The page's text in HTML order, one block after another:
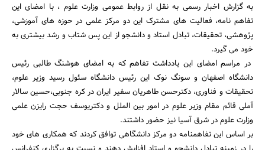
به گزارش اخبار رسمی به نقل از روابط عمومی وزارت علوم ، با امضای این
تفاهم نامه، فعالیت های مشترک این دو مرکز علمی در حوزه های آموزشی،
پژوهشی، تحقیقات، تبادل استاد و دانشجو از این پس شتاب و رشد بیشتری به
خود می گیرد.
در مراسم امضای این یادداشت تفاهم که به امضای هوشنگ طالبی رئیس
دانشگاه اصفهان و سونگ نوک این رئیس دانشگاه سئول رسید وزیر علوم،
تحقیقات و فناوری، دکترحسن طاهریان سفیر ایران در کره جنوبی،حسین سالار
آملی قائم مقام وزیر علوم در امور بین الملل و دکتریوسف حجت رایزن علمی
وزارت علوم در شرق آسیا نیز حضور داشتند.
بر اساس این تفاهمنامه دو مرکز دانشگاهی توافق کردند که همکاری های خود